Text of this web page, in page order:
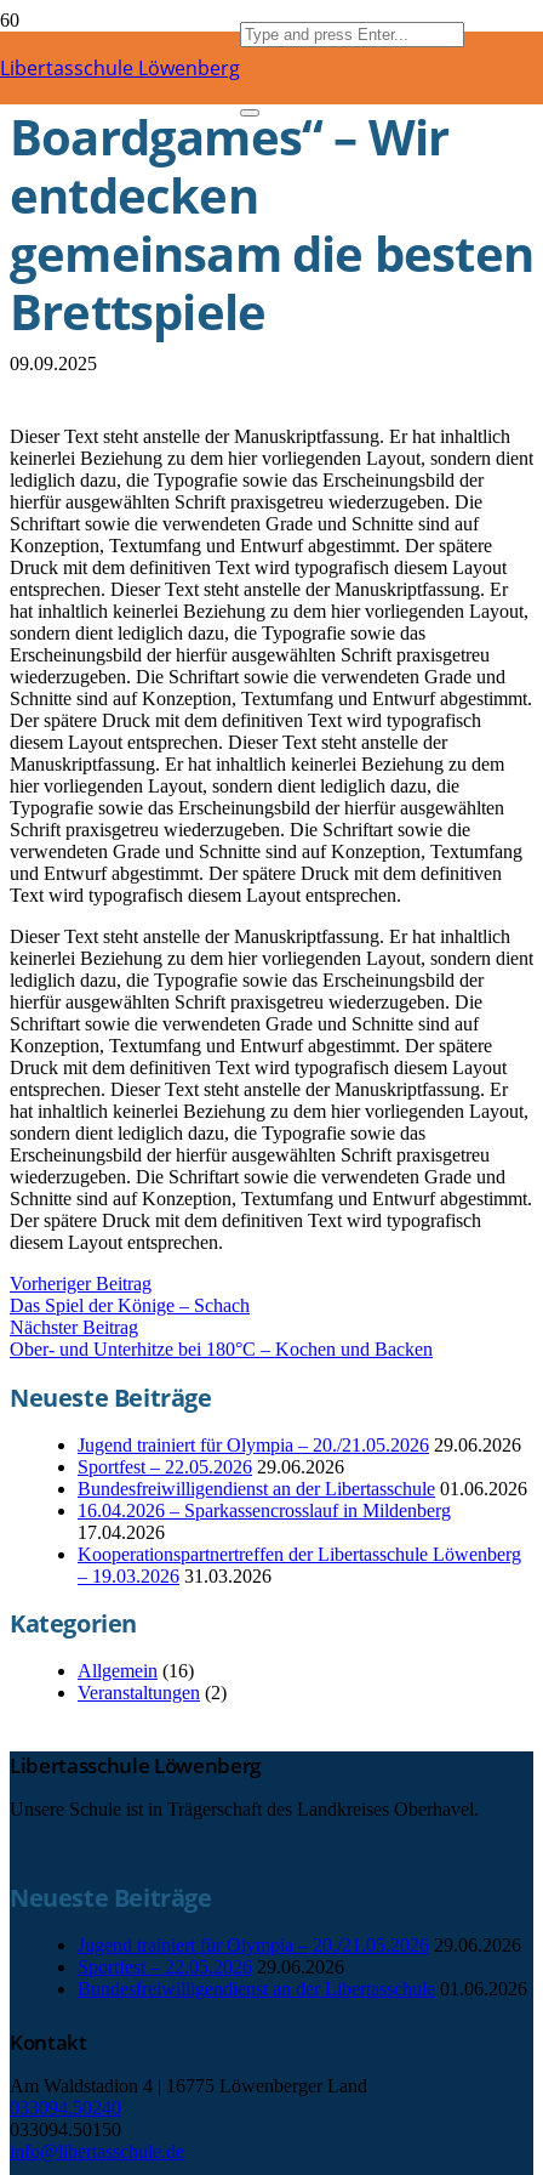
Libertasschule Löwenberg
„World of
Boardgames“ – Wir
entdecken
gemeinsam die besten
Brettspiele
09.09.2025
Dieser Text steht anstelle der Manuskriptfassung. Er hat inhaltlich
keinerlei Beziehung zu dem hier vorliegenden Layout, sondern dient
lediglich dazu, die Typografie sowie das Erscheinungsbild der
hierfür ausgewählten Schrift praxisgetreu wiederzugeben. Die
Schriftart sowie die verwendeten Grade und Schnitte sind auf
Konzeption, Textumfang und Entwurf abgestimmt. Der spätere
Druck mit dem definitiven Text wird typografisch diesem Layout
entsprechen. Dieser Text steht anstelle der Manuskriptfassung. Er
hat inhaltlich keinerlei Beziehung zu dem hier vorliegenden Layout,
sondern dient lediglich dazu, die Typografie sowie das
Erscheinungsbild der hierfür ausgewählten Schrift praxisgetreu
wiederzugeben. Die Schriftart sowie die verwendeten Grade und
Schnitte sind auf Konzeption, Textumfang und Entwurf abgestimmt.
Der spätere Druck mit dem definitiven Text wird typografisch
diesem Layout entsprechen. Dieser Text steht anstelle der
Manuskriptfassung. Er hat inhaltlich keinerlei Beziehung zu dem
hier vorliegenden Layout, sondern dient lediglich dazu, die
Typografie sowie das Erscheinungsbild der hierfür ausgewählten
Schrift praxisgetreu wiederzugeben. Die Schriftart sowie die
verwendeten Grade und Schnitte sind auf Konzeption, Textumfang
und Entwurf abgestimmt. Der spätere Druck mit dem definitiven
Text wird typografisch diesem Layout entsprechen.
Dieser Text steht anstelle der Manuskriptfassung. Er hat inhaltlich
keinerlei Beziehung zu dem hier vorliegenden Layout, sondern dient
lediglich dazu, die Typografie sowie das Erscheinungsbild der
hierfür ausgewählten Schrift praxisgetreu wiederzugeben. Die
Schriftart sowie die verwendeten Grade und Schnitte sind auf
Konzeption, Textumfang und Entwurf abgestimmt. Der spätere
Druck mit dem definitiven Text wird typografisch diesem Layout
entsprechen. Dieser Text steht anstelle der Manuskriptfassung. Er
hat inhaltlich keinerlei Beziehung zu dem hier vorliegenden Layout,
sondern dient lediglich dazu, die Typografie sowie das
Erscheinungsbild der hierfür ausgewählten Schrift praxisgetreu
wiederzugeben. Die Schriftart sowie die verwendeten Grade und
Schnitte sind auf Konzeption, Textumfang und Entwurf abgestimmt.
Der spätere Druck mit dem definitiven Text wird typografisch
diesem Layout entsprechen.
Vorheriger Beitrag
Das Spiel der Könige – Schach
Nächster Beitrag
Ober- und Unterhitze bei 180°C – Kochen und Backen
Neueste Beiträge
Jugend trainiert für Olympia – 20./21.05.2026 29.06.2026
Sportfest – 22.05.2026 29.06.2026
Bundesfreiwilligendienst an der Libertasschule 01.06.2026
16.04.2026 – Sparkassencrosslauf in Mildenberg
17.04.2026
Kooperationspartnertreffen der Libertasschule Löwenberg
– 19.03.2026 31.03.2026
Kategorien
Allgemein (16)
Veranstaltungen (2)
Libertasschule Löwenberg
Unsere Schule ist in Trägerschaft des Landkreises Oberhavel.
Neueste Beiträge
Jugend trainiert für Olympia – 20./21.05.2026 29.06.2026
Sportfest – 22.05.2026 29.06.2026
Bundesfreiwilligendienst an der Libertasschule 01.06.2026
Kontakt
Am Waldstadion 4 | 16775 Löwenberger Land
033094.50240
033094.50150
info@libertasschule.de